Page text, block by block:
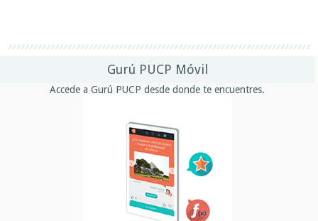
Gurú PUCP Móvil
Accede a Gurú PUCP desde donde te encuentres.